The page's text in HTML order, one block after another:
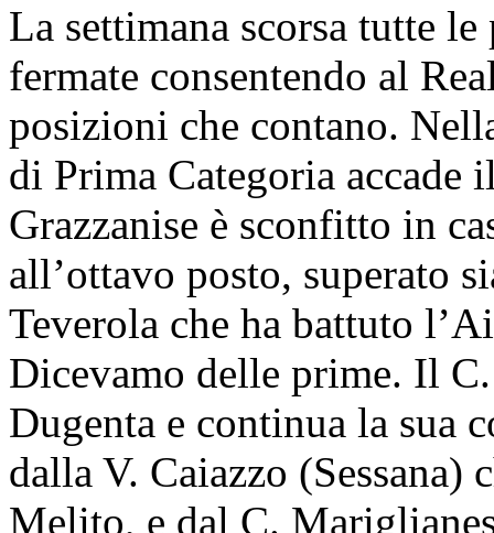
La settimana scorsa tutte
fermate consentendo al
posizioni che contano.
di Prima Categoria
Grazzanise è sconfitto in
all’ottavo posto, superato
Teverola che ha battuto
Dicevamo delle prime. Il
Dugenta e continua la sua
dalla V. Caiazzo (Sessana)
Melito, e dal C.